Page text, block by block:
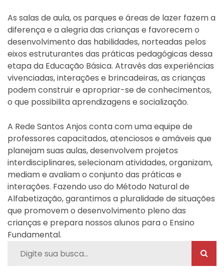
As salas de aula, os parques e áreas de lazer fazem a
diferença e a alegria das crianças e favorecem o
desenvolvimento das habilidades, norteadas pelos
eixos estruturantes das práticas pedagógicas dessa
etapa da Educação Básica. Através das experiências
vivenciadas, interações e brincadeiras, as crianças
podem construir e apropriar-se de conhecimentos,
o que possibilita aprendizagens e socialização.
A Rede Santos Anjos conta com uma equipe de
professores capacitados, atenciosos e amáveis que
planejam suas aulas, desenvolvem projetos
interdisciplinares, selecionam atividades, organizam,
mediam e avaliam o conjunto das práticas e
interações. Fazendo uso do Método Natural de
Alfabetização, garantimos a pluralidade de situações
que promovem o desenvolvimento pleno das
crianças e prepara nossos alunos para o Ensino
Fundamental.